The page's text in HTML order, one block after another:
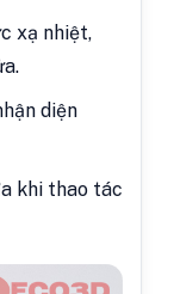
xạ nhiệt,
diện
khi thao tác